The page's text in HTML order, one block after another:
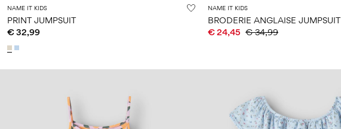
NAME IT KIDS
PRINT JUMPSUIT
€ 32,99
NAME IT KIDS
BRODERIE ANGLAISE JUMPSUIT
€ 24,45 € 34,99